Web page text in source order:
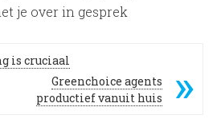
je over in gesprek
is cruciaal
Greenchoice agents
productief vanuit huis